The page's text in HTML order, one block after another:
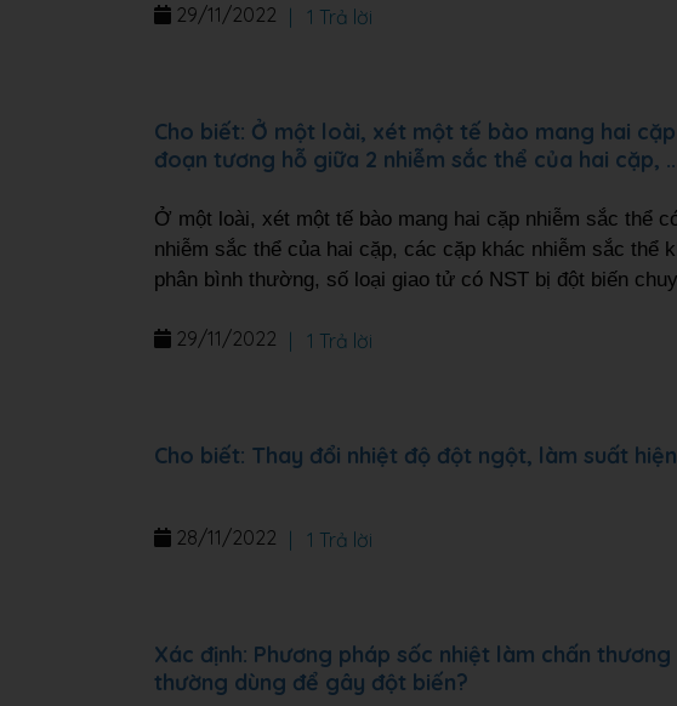
29/11/2022 1 Trả lời
Cho biết: Ở một loài, xét một tế bào mang hai
đoạn tương hỗ giữa 2 nhiễm sắc thể của hai cặp,
Ở một loài, xét một tế bào mang hai cặp nhiễm sắc thể
nhiễm sắc thể của hai cặp, các cặp khác nhiễm sắc thể
phân bình thường, số loại giao tử có NST bị đột biến
29/11/2022 1 Trả lời
Cho biết: Thay đổi nhiệt độ đột ngột, làm suất
28/11/2022 1 Trả lời
Xác định: Phương pháp sốc nhiệt làm chấn
thường dùng để gây đột biến?